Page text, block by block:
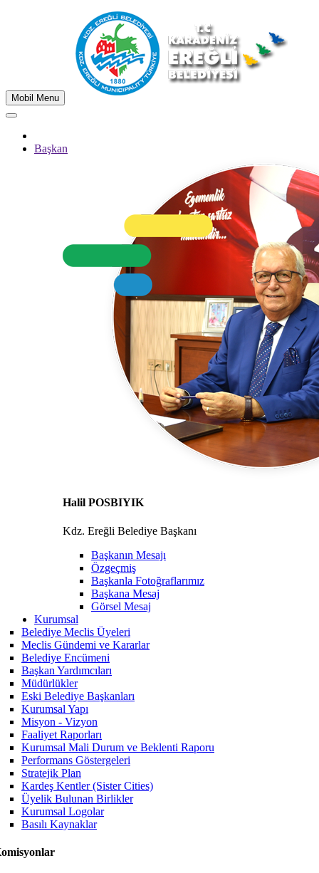
Mobil Menu
Başkan
Halil POSBIYIK
Kdz. Ereğli Belediye Başkanı
Başkanın Mesajı
Özgeçmiş
Başkanla Fotoğraflarımız
Başkana Mesaj
Görsel Mesaj
Kurumsal
Belediye Meclis Üyeleri
Meclis Gündemi ve Kararlar
Belediye Encümeni
Başkan Yardımcıları
Müdürlükler
Eski Belediye Başkanları
Kurumsal Yapı
Misyon - Vizyon
Faaliyet Raporları
Kurumsal Mali Durum ve Beklenti Raporu
Performans Göstergeleri
Stratejik Plan
Kardeş Kentler (Sister Cities)
Üyelik Bulunan Birlikler
Kurumsal Logolar
Basılı Kaynaklar